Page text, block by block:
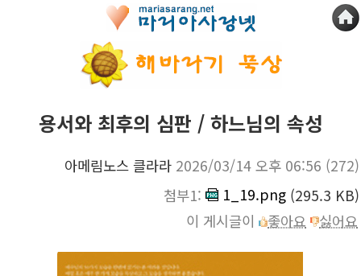
용서와 최후의 심판 / 하느님의 속성
아메림노스 클라라 2026/03/14 오후 06:56 (272)
첨부1:
1_19.png (295.3 KB)
이 게시글이
좋아요 싫어요